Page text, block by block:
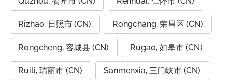
Rizhao, 日照市 (CN) Rongchang, 荣昌区 (CN)
Rongcheng, 容城县 (CN) Rugao, 如皋市 (CN)
Ruili, 瑞丽市 (CN) Sanmenxia, 三门峡市 (CN)